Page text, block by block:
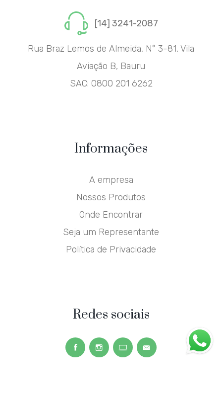
[14] 3241-2087
Rua Braz Lemos de Almeida, N° 3-81, Vila
Aviação B, Bauru
SAC: 0800 201 6262
Informações
A empresa
Nossos Produtos
Onde Encontrar
Seja um Representante
Política de Privacidade
Redes sociais